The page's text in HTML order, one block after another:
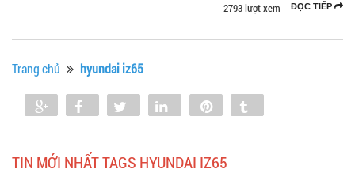
ĐỌC TIẾP
2793 lượt xem
Trang chủ hyundai iz65
Share Share Tweet Share
TIN MỚI NHẤT TAGS HYUNDAI IZ65